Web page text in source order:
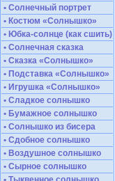
• Солнечный портрет
• Костюм «Солнышко»
• Юбка-солнце (как сшить)
• Солнечная сказка
• Сказка «Солнышко»
• Подставка «Солнышко»
• Игрушка «Солнышко»
• Сладкое солнышко
• Бумажное солнышко
• Солнышко из бисера
• Сдобное солнышко
• Воздушное солнышко
• Сырное солнышко